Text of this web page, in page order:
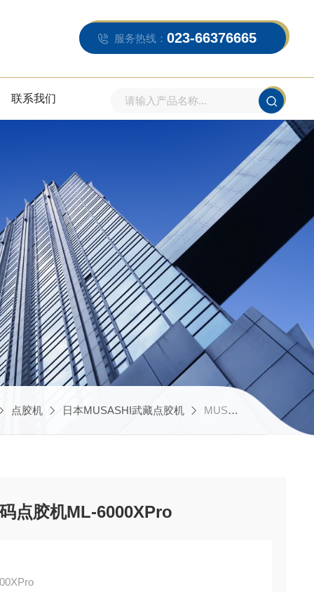
服务热线： 023-66376665
联系我们
点胶机 日本MUSASHI武藏点胶机 MUSASHI/武藏高精度数码点胶机ML-6000XPro
点胶机ML-6000XPro